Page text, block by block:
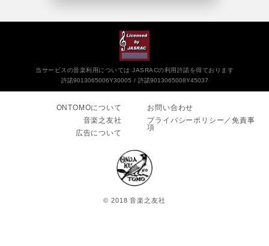
当サービスの音楽利用については JASRACの利用許諾を得ております
許諾9013065006Y30005
許諾9013065008Y45037
ONTOMOについて
音楽之友社
広告について
お問い合わせ
プライバシーポリシー／免責事
項
© 2018 音楽之友社